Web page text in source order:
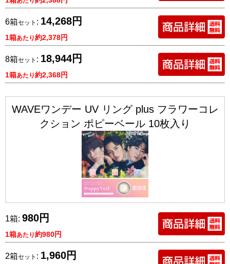
6箱セット : 14,268円
1箱あたり約2,378円
8箱セット : 18,944円
1箱あたり約2,368円
WAVEワンデー UV リング plus フラワーコレ
クション ポピーベール 10枚入り
1箱: 980円
1箱あたり約980円
2箱セット : 1,960円